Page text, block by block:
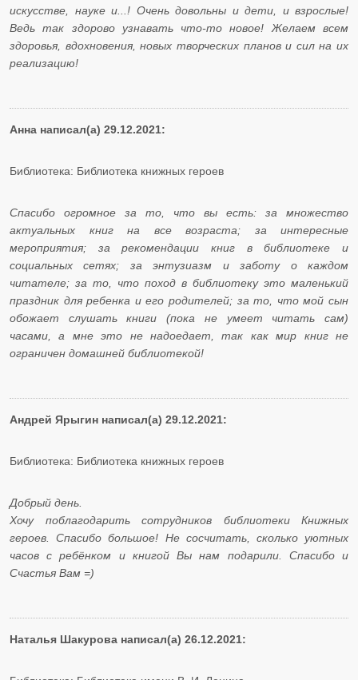
искусстве, науке и...! Очень довольны и дети, и взрослые!
Ведь так здорово узнавать что-то новое! Желаем всем
здоровья, вдохновения, новых творческих планов и сил на их
реализацию!
Анна написал(а) 29.12.2021:
Библиотека: Библиотека книжных героев
Спасибо огромное за то, что вы есть: за множество
актуальных книг на все возраста; за интересные
мероприятия; за рекомендации книг в библиотеке и
социальных сетях; за энтузиазм и заботу о каждом
читателе; за то, что поход в библиотеку это маленький
праздник для ребенка и его родителей; за то, что мой сын
обожает слушать книги (пока не умеет читать сам)
часами, а мне это не надоедает, так как мир книг не
ограничен домашней библиотекой!
Андрей Ярыгин написал(а) 29.12.2021:
Библиотека: Библиотека книжных героев
Добрый день.
Хочу поблагодарить сотрудников библиотеки Книжных
героев. Спасибо большое! Не сосчитать, сколько уютных
часов с ребёнком и книгой Вы нам подарили. Спасибо и
Счастья Вам =)
Наталья Шакурова написал(а) 26.12.2021: